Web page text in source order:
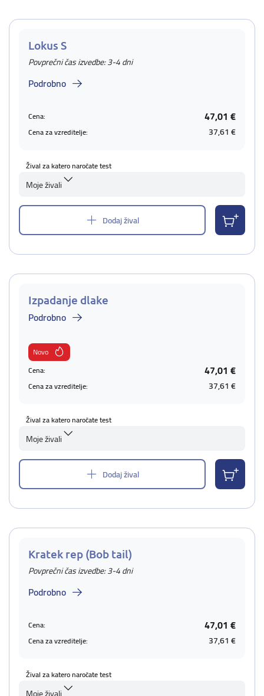
Lokus S
Povprečni čas izvedbe: 3-4 dni
Podrobno
Cena: 47,01 €
Cena za vzreditelje: 37,61 €
Žival za katero naročate test
Moje živali
Dodaj žival
Izpadanje dlake
Podrobno
Novo
Cena:
47,01 €
Cena za vzreditelje: 37,61 €
Žival za katero naročate test
Moje živali
Dodaj žival
Kratek rep (Bob tail)
Povprečni čas izvedbe: 3-4 dni
Podrobno
Cena: 47,01 €
Cena za vzreditelje: 37,61 €
Žival za katero naročate test